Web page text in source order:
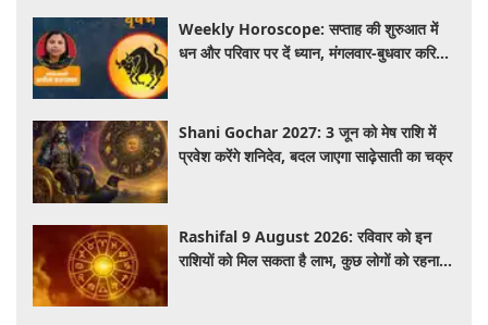
Weekly Horoscope: सप्ताह की शुरुआत में
धन और परिवार पर दें ध्यान, मंगलवार-बुधवार करियर
Shani Gochar 2027: 3 जून को मेष राशि में
प्रवेश करेंगे शनिदेव, बदल जाएगा साढ़ेसाती का चक्र
Rashifal 9 August 2026: रविवार को इन
राशियों को मिल सकता है लाभ, कुछ लोगों को रहना